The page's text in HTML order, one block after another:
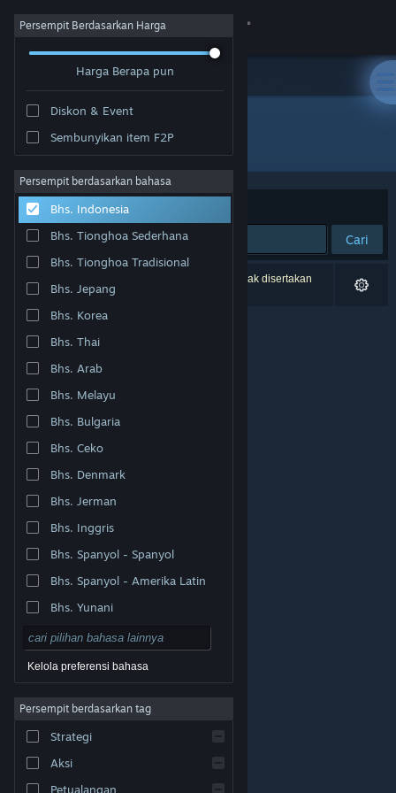
Login
Tentang
Bantuan
Ubah bahasa
Dapatkan Aplikasi Seluler Steam
Lihat situs web desktop
Undang. Semua merek dagang merupakan hak pemilik
Legal| Aksesibilitas
Pengembalian Dana
Persempit Berdasarkan Harga
Harga Berapa pun
Diskon & Event
Sembunyikan item F2P
Persempit berdasarkan bahasa
Bhs. Indonesia
Bhs. Tionghoa Sederhana
Bhs. Tionghoa Tradisional
Bhs. Jepang
Bhs. Korea
Bhs. Thai
Bhs. Arab
Bhs. Melayu
Bhs. Bulgaria
Bhs. Ceko
Bhs. Denmark
Bhs. Jerman
Bhs. Inggris
Bhs. Spanyol - Spanyol
Bhs. Spanyol - Amerika Latin
Bhs. Yunani
Kelola preferensi bahasa
Persempit berdasarkan tag
Strategi
Aksi
Petualangan
Penerbit: Project Ensō
Berdasarkan Relevansi
Cari
0 hasil cocok dengan pencarianmu. 9 produk tidak disertakan
berdasarkan preferensimu.